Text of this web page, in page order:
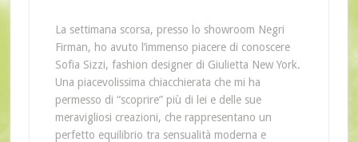
La settimana scorsa, presso lo showroom Negri
Firman, ho avuto l’immenso piacere di conoscere
Sofia Sizzi, fashion designer di Giulietta New York.
Una piacevolissima chiacchierata che mi ha
permesso di “scoprire” più di lei e delle sue
meravigliosi creazioni, che rappresentano un
perfetto equilibrio tra sensualità moderna e